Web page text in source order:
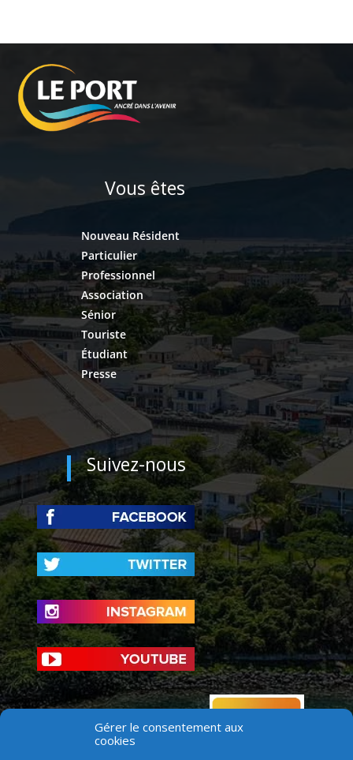
Gérer le consentement aux
cookies
Vous êtes
Nouveau Résident
Particulier
Professionnel
Association
Sénior
Touriste
Étudiant
Presse
Suivez-nous